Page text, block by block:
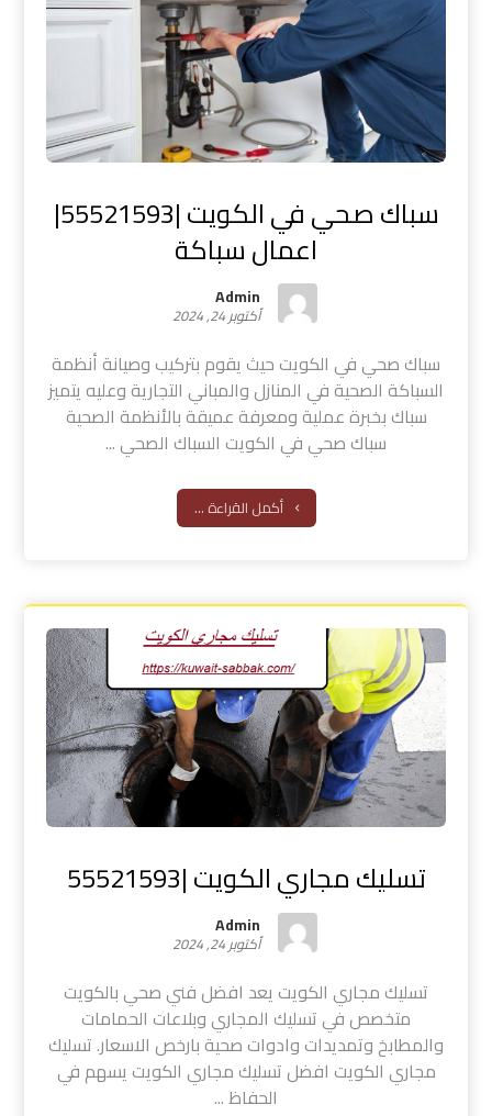
سباك صحي في الكويت |55521593|
اعمال سباكة
Admin
أكتوبر 24, 2024
سباك صحي في الكويت حيث يقوم بتركيب وصيانة أنظمة
السباكة الصحية في المنازل والمباني التجارية وعليه يتميز
سباك بخبرة عملية ومعرفة عميقة بالأنظمة الصحية
سباك صحي في الكويت السباك الصحي ...
أكمل القراءة ...
تسليك مجاري الكويت |55521593
Admin
أكتوبر 24, 2024
تسليك مجاري الكويت يعد افضل فني صحي بالكويت
متخصص في تسليك المجاري وبلاعات الحمامات
والمطابخ وتمديدات وادوات صحية بارخص الاسعار. تسليك
مجاري الكويت افضل تسليك مجاري الكويت يسهم في
الحفاظ ...